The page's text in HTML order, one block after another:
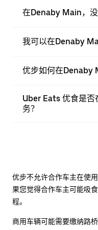
在Denaby Main，没
我可以在Denaby
优步如何在Denaby
Uber Eats 优食是
务？
优步不允许合作车主在使
果您觉得合作车主可能吸
程。
商用车辆可能需要缴纳路